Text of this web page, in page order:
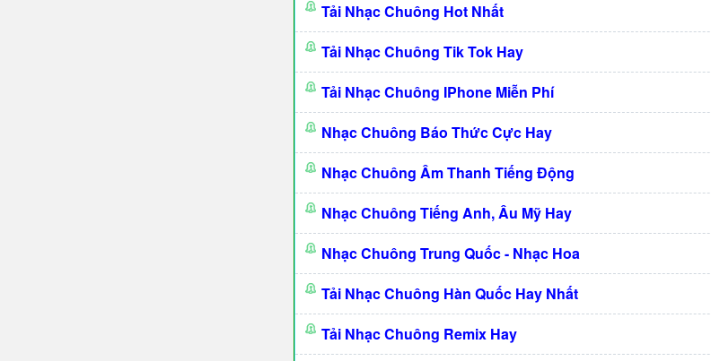
Tải Nhạc Chuông Hot Nhất
Tải Nhạc Chuông Tik Tok Hay
Tải Nhạc Chuông IPhone Miễn Phí
Nhạc Chuông Báo Thức Cực Hay
Nhạc Chuông Âm Thanh Tiếng Động
Nhạc Chuông Tiếng Anh, Âu Mỹ Hay
Nhạc Chuông Trung Quốc - Nhạc Hoa
Tải Nhạc Chuông Hàn Quốc Hay Nhất
Tải Nhạc Chuông Remix Hay